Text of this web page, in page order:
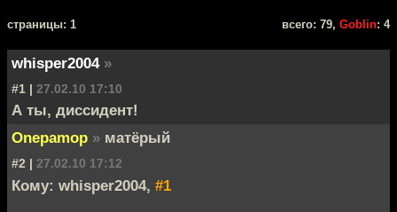
cтраницы: 1 всего: 79, Goblin: 4
whisper2004 »
#1 | 27.02.10 17:10
А ты, диссидент!
Onepamop » матёрый
#2 | 27.02.10 17:12
Кому: whisper2004, #1